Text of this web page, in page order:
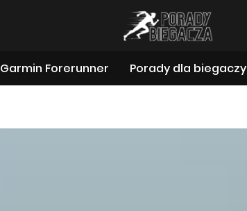
Garmin Forerunner Porady dla biegaczy